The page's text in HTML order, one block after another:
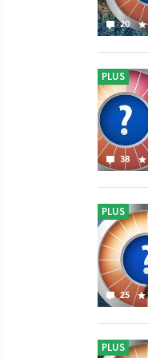
20
38
PLUS
25
PLUS
PLUS